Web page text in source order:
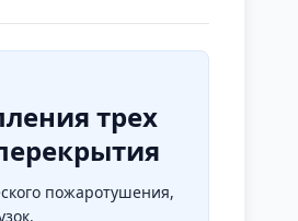
трех
пожаротушения,